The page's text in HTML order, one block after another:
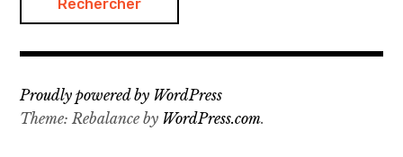
Proudly powered by WordPress
Theme: Rebalance by WordPress.com.